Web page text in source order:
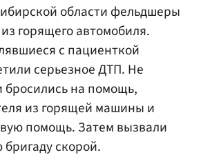
области фельдшеры
горящего автомобиля.
с пациенткой
серьезное ДТП. Не
бросились на помощь,
из горящей машины и
помощь. Затем вызвали
скорой.